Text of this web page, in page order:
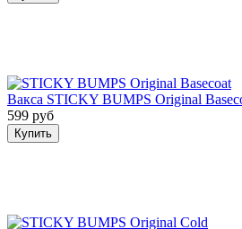
Вакса STICKY BUMPS Original
599 руб
Купить